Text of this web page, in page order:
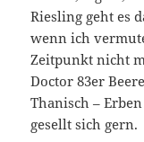
Riesling geht es
wenn ich
Zeitpunkt nicht
Doctor 83er
Thanisch –
gesellt sich gern.